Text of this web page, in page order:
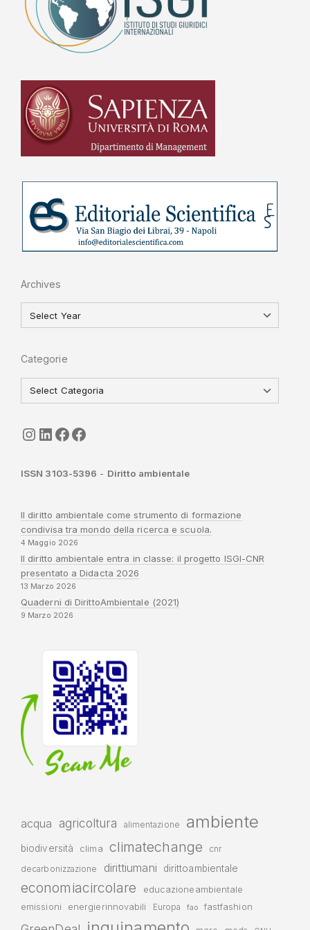
Archives
Categorie
seguici
LinkedIn
ISGI-CNRSapienza
ISSN 3103-5396 - Diritto ambientale
Il diritto ambientale come strumento di formazione
condivisa tra mondo della ricerca e scuola.
4 Maggio 2026
Il diritto ambientale entra in classe: il progetto ISGI-CNR
presentato a Didacta 2026
13 Marzo 2026
Quaderni di DirittoAmbientale (2021)
9 Marzo 2026
acqua agricoltura alimentazione ambiente
biodiversità clima climatechange cnr
decarbonizzazione dirittiumani dirittoambientale
economiacircolare
educazioneambientale
emissioni
energierinnovabili Europa fao fastfashion